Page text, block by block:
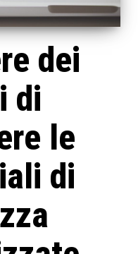
dei
di
le
di